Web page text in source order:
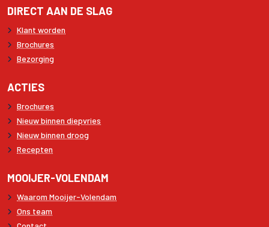
DIRECT AAN DE SLAG
Klant worden
Brochures
Bezorging
ACTIES
Brochures
Nieuw binnen diepvries
Nieuw binnen droog
Recepten
MOOIJER-VOLENDAM
Waarom Mooijer-Volendam
Ons team